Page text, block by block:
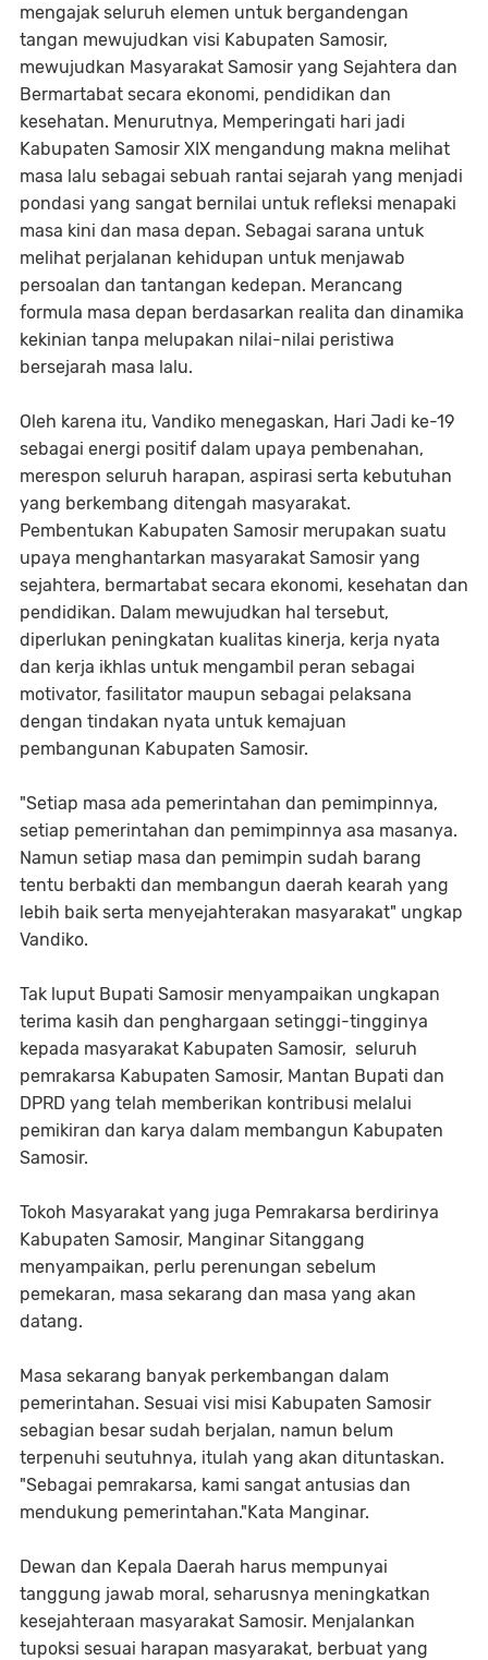
mengajak seluruh elemen untuk bergandengan
tangan mewujudkan visi Kabupaten Samosir,
mewujudkan Masyarakat Samosir yang Sejahtera dan
Bermartabat secara ekonomi, pendidikan dan
kesehatan. Menurutnya, Memperingati hari jadi
Kabupaten Samosir XIX mengandung makna melihat
masa lalu sebagai sebuah rantai sejarah yang menjadi
pondasi yang sangat bernilai untuk refleksi menapaki
masa kini dan masa depan. Sebagai sarana untuk
melihat perjalanan kehidupan untuk menjawab
persoalan dan tantangan kedepan. Merancang
formula masa depan berdasarkan realita dan dinamika
kekinian tanpa melupakan nilai-nilai peristiwa
bersejarah masa lalu.
Oleh karena itu, Vandiko menegaskan, Hari Jadi ke-19
sebagai energi positif dalam upaya pembenahan,
merespon seluruh harapan, aspirasi serta kebutuhan
yang berkembang ditengah masyarakat.
Pembentukan Kabupaten Samosir merupakan suatu
upaya menghantarkan masyarakat Samosir yang
sejahtera, bermartabat secara ekonomi, kesehatan dan
pendidikan. Dalam mewujudkan hal tersebut,
diperlukan peningkatan kualitas kinerja, kerja nyata
dan kerja ikhlas untuk mengambil peran sebagai
motivator, fasilitator maupun sebagai pelaksana
dengan tindakan nyata untuk kemajuan
pembangunan Kabupaten Samosir.
"Setiap masa ada pemerintahan dan pemimpinnya,
setiap pemerintahan dan pemimpinnya asa masanya.
Namun setiap masa dan pemimpin sudah barang
tentu berbakti dan membangun daerah kearah yang
lebih baik serta menyejahterakan masyarakat" ungkap
Vandiko.
Tak luput Bupati Samosir menyampaikan ungkapan
terima kasih dan penghargaan setinggi-tingginya
kepada masyarakat Kabupaten Samosir, seluruh
pemrakarsa Kabupaten Samosir, Mantan Bupati dan
DPRD yang telah memberikan kontribusi melalui
pemikiran dan karya dalam membangun Kabupaten
Samosir.
Tokoh Masyarakat yang juga Pemrakarsa berdirinya
Kabupaten Samosir, Manginar Sitanggang
menyampaikan, perlu perenungan sebelum
pemekaran, masa sekarang dan masa yang akan
datang.
Masa sekarang banyak perkembangan dalam
pemerintahan. Sesuai visi misi Kabupaten Samosir
sebagian besar sudah berjalan, namun belum
terpenuhi seutuhnya, itulah yang akan dituntaskan.
"Sebagai pemrakarsa, kami sangat antusias dan
mendukung pemerintahan."Kata Manginar.
Dewan dan Kepala Daerah harus mempunyai
tanggung jawab moral, seharusnya meningkatkan
kesejahteraan masyarakat Samosir. Menjalankan
tupoksi sesuai harapan masyarakat, berbuat yang